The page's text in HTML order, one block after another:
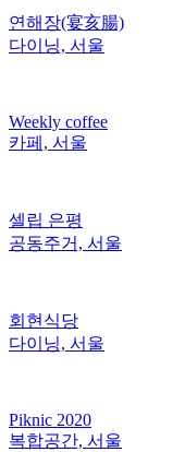
연해장(宴亥腸)
다이닝, 서울
Weekly coffee
카페, 서울
셀립 은평
공동주거, 서울
회현식당
다이닝, 서울
Piknic 2020
복합공간, 서울